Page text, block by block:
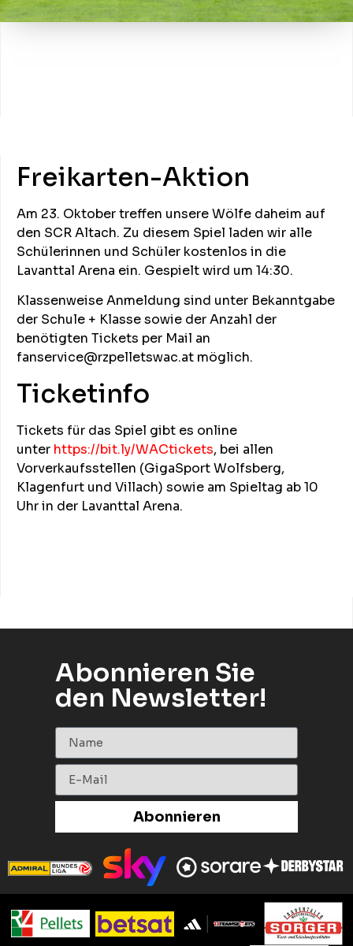
Freikarten-Aktion
Am 23. Oktober treffen unsere Wölfe daheim auf
den SCR Altach. Zu diesem Spiel laden wir alle
Schülerinnen und Schüler kostenlos in die
Lavanttal Arena ein. Gespielt wird um 14:30.
Klassenweise Anmeldung sind unter Bekanntgabe
der Schule + Klasse sowie der Anzahl der
benötigten Tickets per Mail an
fanservice@rzpelletswac.at möglich.
Ticketinfo
Tickets für das Spiel gibt es online
unter https://bit.ly/WACtickets, bei allen
Vorverkaufsstellen (GigaSport Wolfsberg,
Klagenfurt und Villach) sowie am Spieltag ab 10
Uhr in der Lavanttal Arena.
Abonnieren Sie
den Newsletter!
Abonnieren